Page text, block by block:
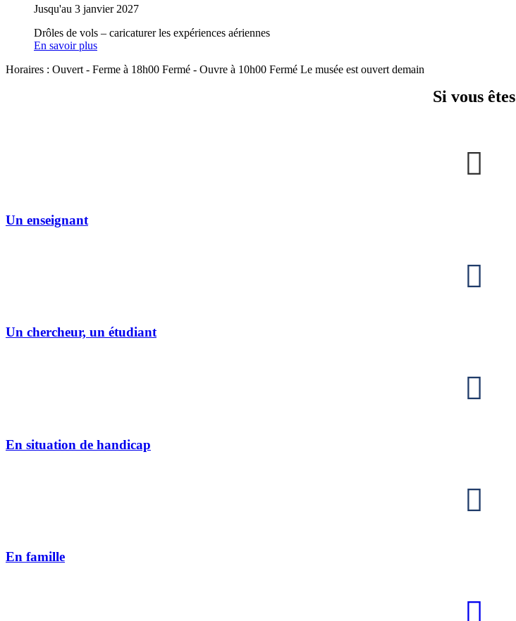
Jusqu'au 3 janvier 2027
Drôles de vols – caricaturer les expériences aériennes
En savoir plus
Horaires : Ouvert - Ferme à 18h00 Fermé - Ouvre à 10h00 Fermé Le musée est ouvert demain
Si vous êtes
Un enseignant
Un chercheur, un étudiant
En situation de handicap
En famille